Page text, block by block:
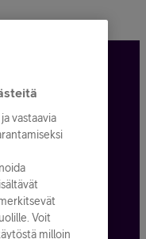
vastaavia
Voit
milloin